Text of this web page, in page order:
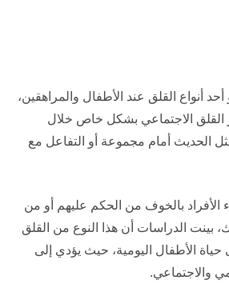
أنواع القلق عند الأطفال والمراهقين،
القلق الاجتماعي بشكل خاص خلال
الحديث أمام مجموعة أو التفاعل مع
الأفراد بالخوف من الحكم عليهم أو من
بينت الدراسات أن هذا النوع من القلق
الأطفال اليومية، حيث يؤدي إلى
والاجتماعي.